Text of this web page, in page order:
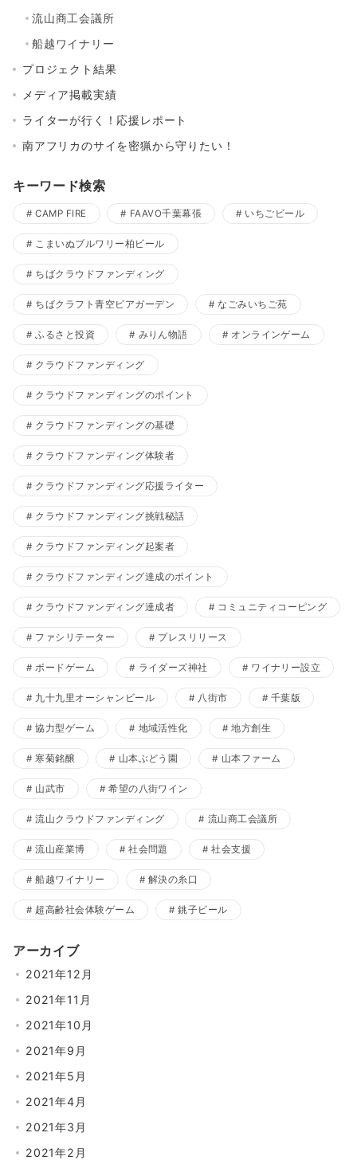
流山商工会議所
船越ワイナリー
プロジェクト結果
メディア掲載実績
ライターが行く！応援レポート
南アフリカのサイを密猟から守りたい！
キーワード検索
CAMP FIRE FAAVO千葉幕張 いちごビール
こまいぬブルワリー柏ビール
ちばクラウドファンディング
ちばクラフト青空ビアガーデン なごみいちご苑
ふるさと投資 みりん物語 オンラインゲーム
クラウドファンディング
クラウドファンディングのポイント
クラウドファンディングの基礎
クラウドファンディング体験者
クラウドファンディング応援ライター
クラウドファンディング挑戦秘話
クラウドファンディング起案者
クラウドファンディング達成のポイント
クラウドファンディング達成者 コミュニティコーピング
ファシリテーター プレスリリース
ボードゲーム ライダーズ神社 ワイナリー設立
九十九里オーシャンビール 八街市 千葉版
協力型ゲーム 地域活性化 地方創生
寒菊銘醸 山本ぶどう園 山本ファーム
山武市 希望の八街ワイン
流山クラウドファンディング 流山商工会議所
流山産業博 社会問題 社会支援
船越ワイナリー 解決の糸口
超高齢社会体験ゲーム 銚子ビール
アーカイブ
2021年12月
2021年11月
2021年10月
2021年9月
2021年5月
2021年4月
2021年3月
2021年2月